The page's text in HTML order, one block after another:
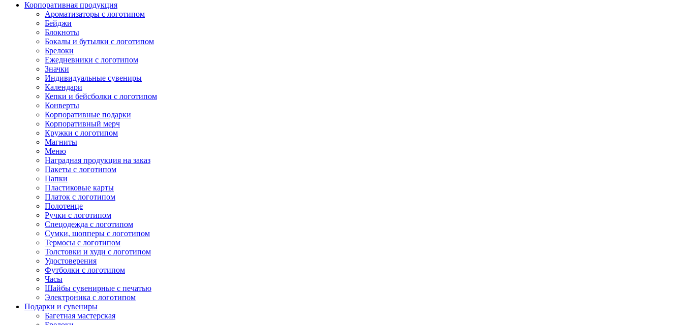
Корпоративная продукция
Ароматизаторы с логотипом
Бейджи
Блокноты
Бокалы и бутылки с логотипом
Брелоки
Ежедневники с логотипом
Значки
Индивидуальные сувениры
Календари
Кепки и бейсболки с логотипом
Конверты
Корпоративные подарки
Корпоративный мерч
Кружки с логотипом
Магниты
Меню
Наградная продукция на заказ
Пакеты с логотипом
Папки
Пластиковые карты
Платок с логотипом
Полотенце
Ручки с логотипом
Спецодежда с логотипом
Сумки, шопперы с логотипом
Термосы с логотипом
Толстовки и худи с логотипом
Удостоверения
Футболки с логотипом
Часы
Шайбы сувенирные с печатью
Электроника с логотипом
Подарки и сувениры
Багетная мастерская